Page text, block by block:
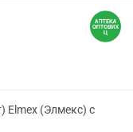
Elmex (Элмекс) с